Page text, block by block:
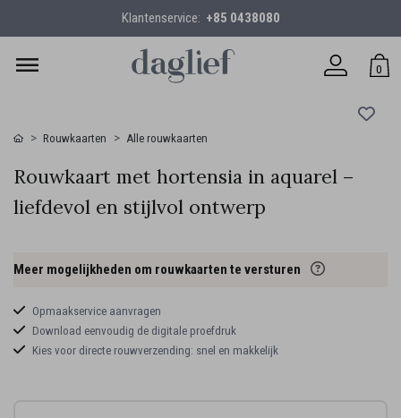
Klantenservice: +85 0438080
0
Rouwkaarten Alle rouwkaarten
Rouwkaart met hortensia in aquarel –
liefdevol en stijlvol ontwerp
Meer mogelijkheden om rouwkaarten te versturen
Opmaakservice aanvragen
Download eenvoudig de digitale proefdruk
Kies voor directe rouwverzending: snel en makkelijk